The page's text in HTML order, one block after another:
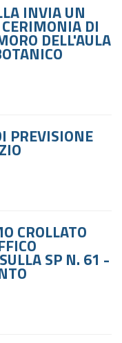
INVIA UN
DI
DELL'AULA
PREVISIONE
CROLLATO
SP N. 61 -